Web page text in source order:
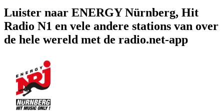
Luister naar ENERGY Nürnberg, Hit
Radio N1 en vele andere stations van over
de hele wereld met de radio.net-app